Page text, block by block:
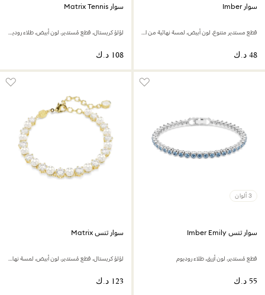
سوار Imber
قطع مستدير متنوع، لون أبيض، لمسة نهائية من الذهب عيار 18 قيراط
سوار Matrix Tennis
لؤلؤ كريستال، قطع مُستدير، لون أبيض، طلاء روديوم
3 ألوان
سوار تنس Imber Emily
قطع مُستدير، لون أزرق، طلاء روديوم
سوار تنس Matrix
لؤلؤ كريستال، قطع مُستدير، لون أبيض، لمسة نهائية من الذهب عيار 18 قيراط